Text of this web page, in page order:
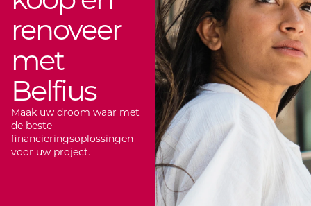
renoveer
met
Belfius
Maak uw droom waar met
de beste
financieringsoplossingen
voor uw project.